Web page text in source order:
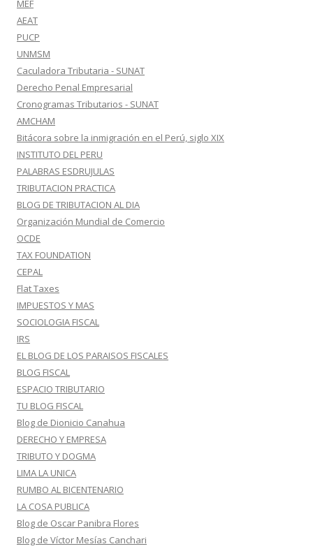
MEF
AEAT
PUCP
UNMSM
Caculadora Tributaria - SUNAT
Derecho Penal Empresarial
Cronogramas Tributarios - SUNAT
AMCHAM
Bitácora sobre la inmigración en el Perú, siglo XIX
INSTITUTO DEL PERU
PALABRAS ESDRUJULAS
TRIBUTACION PRACTICA
BLOG DE TRIBUTACION AL DIA
Organización Mundial de Comercio
OCDE
TAX FOUNDATION
CEPAL
Flat Taxes
IMPUESTOS Y MAS
SOCIOLOGIA FISCAL
IRS
EL BLOG DE LOS PARAISOS FISCALES
BLOG FISCAL
ESPACIO TRIBUTARIO
TU BLOG FISCAL
Blog de Dionicio Canahua
DERECHO Y EMPRESA
TRIBUTO Y DOGMA
LIMA LA UNICA
RUMBO AL BICENTENARIO
LA COSA PUBLICA
Blog de Oscar Panibra Flores
Blog de Víctor Mesías Canchari